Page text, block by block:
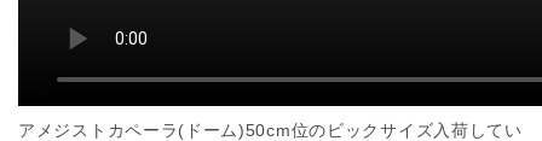
アメジストカペーラ(ドーム)50cm位のビックサイズ入荷してい